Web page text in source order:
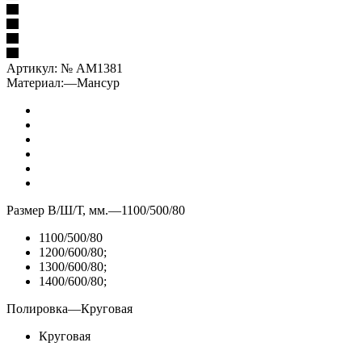
Артикул: № AM1381
Материал:—Мансур
Размер В/Ш/Т, мм.—1100/500/80
1100/500/80
1200/600/80;
1300/600/80;
1400/600/80;
Полировка—Круговая
Круговая